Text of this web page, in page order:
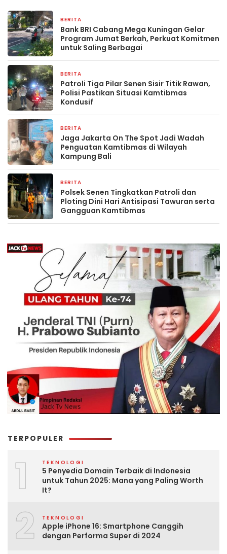
BERITA
Bank BRI Cabang Mega Kuningan Gelar
Program Jumat Berkah, Perkuat Komitmen
untuk Saling Berbagai
BERITA
Patroli Tiga Pilar Senen Sisir Titik Rawan,
Polisi Pastikan Situasi Kamtibmas
Kondusif
BERITA
Jaga Jakarta On The Spot Jadi Wadah
Penguatan Kamtibmas di Wilayah
Kampung Bali
BERITA
Polsek Senen Tingkatkan Patroli dan
Ploting Dini Hari Antisipasi Tawuran serta
Gangguan Kamtibmas
TERPOPULER
1 TEKNOLOGI
5 Penyedia Domain Terbaik di Indonesia
untuk Tahun 2025: Mana yang Paling Worth
It?
2 TEKNOLOGI
Apple iPhone 16: Smartphone Canggih
dengan Performa Super di 2024